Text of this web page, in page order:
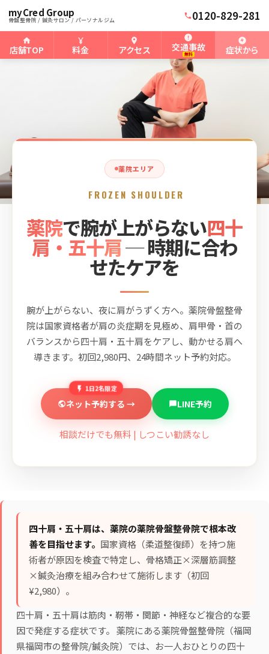
myCred Group
骨盤整骨院 / 鍼灸サロン / パーソナルジム 0120-829-281
店舗TOP 料金 アクセス 交通事故
無料 症状から
ホーム › 薬院骨盤整骨院
薬院エリア
FROZEN SHOULDER
薬院で腕が上がらない四十
肩・五十肩─ 時期に合わ
せたケアを
腕が上がらない、夜に肩がうずく方へ。薬院骨盤整骨
院は国家資格者が肩の炎症期を見極め、肩甲骨・首の
バランスから四十肩・五十肩をケアし、動かせる肩へ
導きます。初回2,980円、24時間ネット予約対応。
1日2名限定
ネット予約する → LINE予約
相談だけでも無料 | しつこい勧誘なし
四十肩・五十肩は、薬院の薬院骨盤整骨院で根本改
善を目指せます。 国家資格（柔道整復師）を持つ施
術者が原因を検査で特定し、 骨格矯正×深層筋調整
×鍼灸治療を組み合わせて施術します（初回
¥2,980）。
四十肩・五十肩は筋肉・靭帯・関節・神経など複合的な要
因で発症する症状です。 薬院にある薬院骨盤整骨院（福岡
県福岡市の整骨院/鍼灸院）では、お一人おひとりの四十